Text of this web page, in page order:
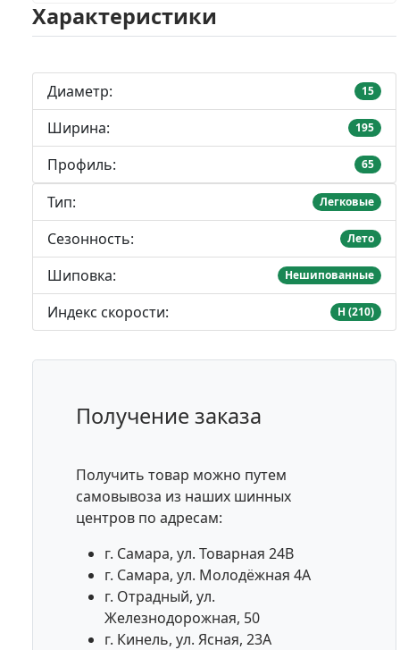
Характеристики
Диаметр: 15
Ширина: 195
Профиль: 65
Тип: Легковые
Сезонность: Лето
Шиповка: Нешипованные
Индекс скорости: H (210)
Получение заказа
Получить товар можно путем
самовывоза из наших шинных
центров по адресам:
г. Самара, ул. Товарная 24В
г. Самара, ул. Молодёжная 4А
г. Отрадный, ул.
Железнодорожная, 50
г. Кинель, ул. Ясная, 23А